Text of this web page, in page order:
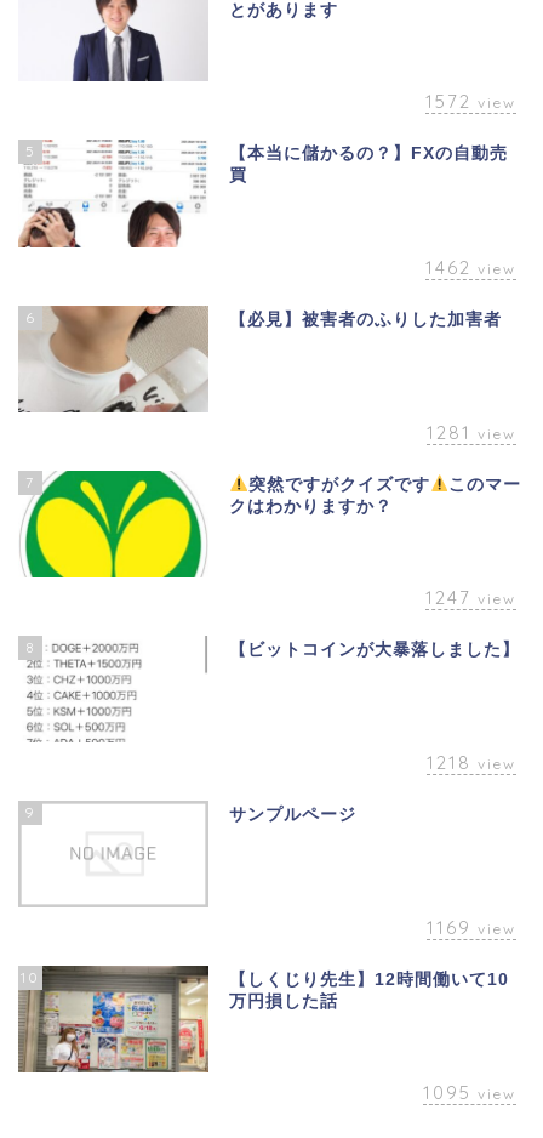
とがあります
1572 view
5
【本当に儲かるの？】FXの自動売
買
1462 view
6 【必見】被害者のふりした加害者
1281 view
7 突然ですがクイズです
このマー
クはわかりますか？
1247 view
8 【ビットコインが大暴落しました】
1218 view
9 サンプルページ
1169 view
10
【しくじり先生】12時間働いて10
万円損した話
1095 view